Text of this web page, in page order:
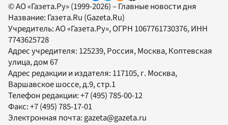
© АО «Газета.Ру» (1999-2026) – Главные новости дня
Название: Газета.Ru (Gazeta.Ru)
Учредитель:АО «Газета.Ру», ОГРН 1067761730376, ИНН
7743625728
Адрес учредителя: 125239, Россия, Москва, Коптевская
улица, дом 67
Адрес редакции и издателя: 117105, г. Москва,
Варшавское шоссе, д.9, стр.1
Телефон редакции:+7 (495) 785-00-12
Факс:+7 (495) 785-17-01
Электронная почта:gazeta@gazeta.ru